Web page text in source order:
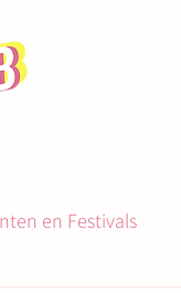
en Festivals